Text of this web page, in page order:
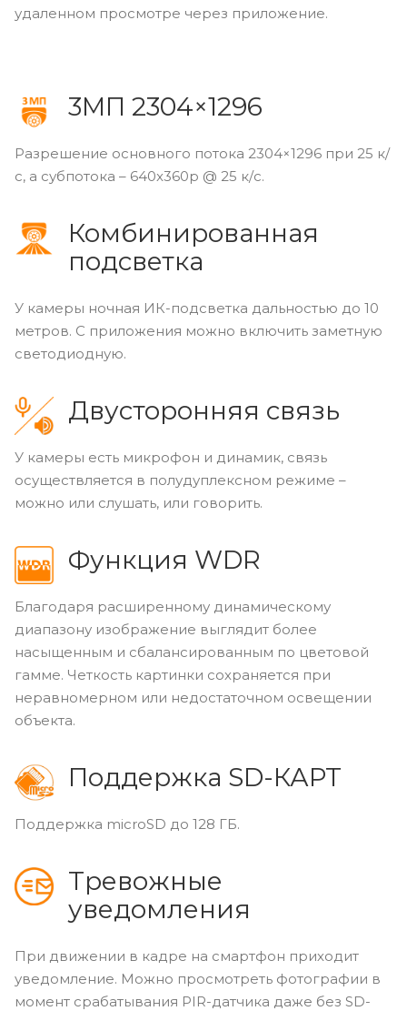
удаленном просмотре через приложение.
3МП 2304×1296
Разрешение основного потока 2304×1296 при 25 к/
с, а субпотока – 640x360p @ 25 к/с.
Комбинированная
подсветка
У камеры ночная ИК-подсветка дальностью до 10
метров. С приложения можно включить заметную
светодиодную.
Двусторонняя связь
У камеры есть микрофон и динамик, связь
осуществляется в полудуплексном режиме –
можно или слушать, или говорить.
Функция WDR
Благодаря расширенному динамическому
диапазону изображение выглядит более
насыщенным и сбалансированным по цветовой
гамме. Четкость картинки сохраняется при
неравномерном или недостаточном освещении
объекта.
Поддержка SD-КАРТ
Поддержка microSD до 128 ГБ.
Тревожные
уведомления
При движении в кадре на смартфон приходит
уведомление. Можно просмотреть фотографии в
момент срабатывания PIR-датчика даже без SD-